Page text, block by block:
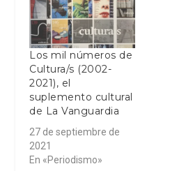
Los mil números de
Cultura/s (2002-
2021), el
suplemento cultural
de La Vanguardia
27 de septiembre de
2021
En «Periodismo»